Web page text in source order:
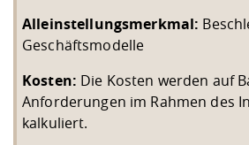
Alleinstellungsmerkmal:
Geschäftsmodelle
Kosten: Die Kosten werden auf
Anforderungen im Rahmen des
kalkuliert.